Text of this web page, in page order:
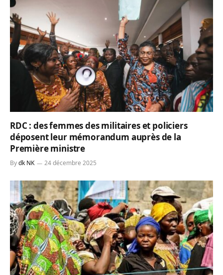
RDC : des femmes des militaires et policiers
déposent leur mémorandum auprès de la
Première ministre
Bydk NK 24 décembre 2025